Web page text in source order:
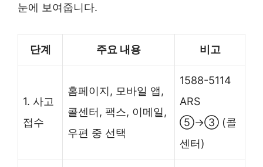
눈에 보여줍니다.
단계 주요 내용 비고
1. 사고
접수
홈페이지, 모바일 앱,
콜센터, 팩스, 이메일,
우편 중 선택
1588-5114
ARS
⑤→③ (콜
센터)